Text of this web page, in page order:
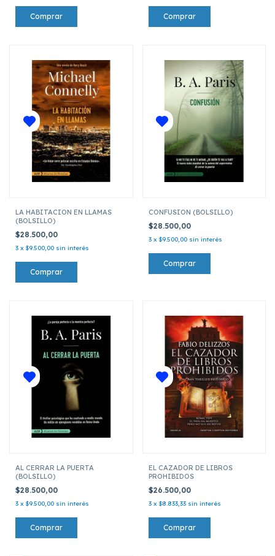
LA HABITACION EN LLAMAS
(BOLSILLO)
$28.500,00
3 x $9.500,00 sin interés
CONFUSION (BOLSILLO)
$28.500,00
3 x $9.500,00 sin interés
AL CERRAR LA PUERTA
(BOLSILLO)
$28.500,00
3 x $9.500,00 sin interés
EL CAZADOR DE LIBROS
PROHIBIDOS
$26.500,00
3 x $8.833,33 sin interés